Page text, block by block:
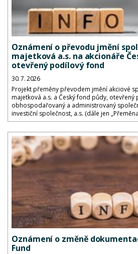
Oznámení o převodu jmění
majetková a.s. na akcionáře
otevřený podílový fond
30. 7. 2026
Projekt přeměny převodem jmění akciové
majetková a.s. a Český fond půdy,
obhospodařovaný a administrovaný
investiční společnost, a.s. (dále jen
Oznámení o změně
Fund